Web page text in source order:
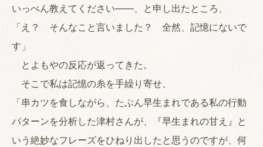
いっぺん教えてください――、と申し出たところ、
「え？ そんなこと言いました？ 全然、記憶にないで
す」
とよもやの反応が返ってきた。
そこで私は記憶の糸を手繰り寄せ、
「串カツを食しながら、たぶん早生まれである私の行動
パターンを分析した津村さんが、『早生まれの甘え』と
いう絶妙なフレーズをひねり出したと思うのですが、何